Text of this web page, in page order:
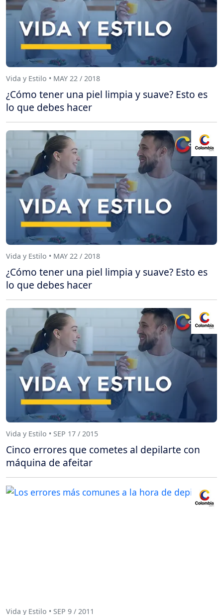
Vida y Estilo • MAY 22 / 2018
¿Cómo tener una piel limpia y suave? Esto es
lo que debes hacer
Vida y Estilo • MAY 22 / 2018
¿Cómo tener una piel limpia y suave? Esto es
lo que debes hacer
Vida y Estilo • SEP 17 / 2015
Cinco errores que cometes al depilarte con
máquina de afeitar
Vida y Estilo • SEP 9 / 2011